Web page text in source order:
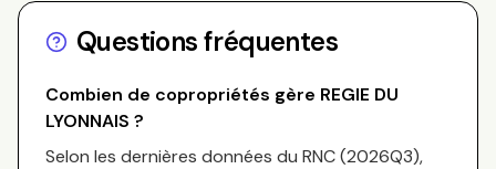
Questions fréquentes
Combien de copropriétés gère REGIE DU
LYONNAIS ?
Selon les dernières données du RNC (2026Q3),